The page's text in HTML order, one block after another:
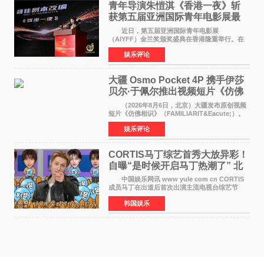
青年导演朱愷淇《香港一夜》斩
获第五届亚洲国际青年电影展最
佳剧本改编奖
近日，第五届亚洲国际青年电影展
（AIYFF）金兰奖颁奖盛典在香港隆重举行。在
这场汇聚数百位海内外电影人、文化界人士及媒
体代表的亚洲青年影视盛会上，香港本土电影
《香港一夜》（Dawn in Ho
娱乐评论
大疆 Osmo Pocket 4P 携手伊莎
贝尔·于佩尔推出视频短片《仿佛
相识》
（2026年8月6日，北京）大疆发布原创视频
短片《仿佛相识》（FAMILIARIT&Eacute;）。
视频短片由戛纳国际电影节最佳女演员伊莎贝尔·
于佩尔（Isabelle Huppert）主演，全程使用大
疆首款双主摄口
娱乐评论
CORTIS马丁综艺首秀大放异彩！
自曝“是时候开启马丁热潮了” 北
美巡演火热进行中
中国娱乐网讯 www yule com cn CORTIS
成员马丁在出道后首次出演主流电视台综艺节
目，展现了多才多艺的魅力。 马丁出演了5日
播出的MBC《Radio Star》Fashion与Passion
之间，I&lsquo;m
韩国娱乐